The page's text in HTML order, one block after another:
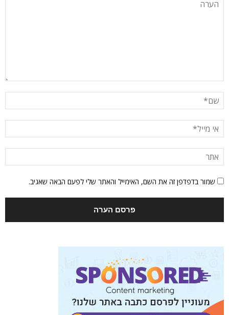
שמור בדפדפן זה את השם, האימייל והאתר שלי לפעם הבאה שאגיב.